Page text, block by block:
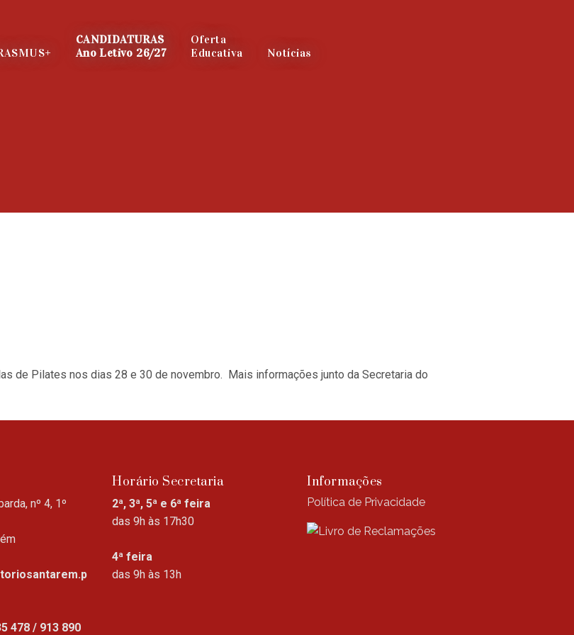
CANDIDATURAS
Ano Letivo 26/27
Oferta
Educativa
Notícias
de Pilates nos dias 28 e 30 de novembro. Mais informações junto da Secretaria do
nº 4, 1º
478 / 913 890
Horário Secretaria
2ª, 3ª, 5ª e 6ª feira
das 9h às 17h30
4ª feira
das 9h às 13h
Informações
Política de Privacidade